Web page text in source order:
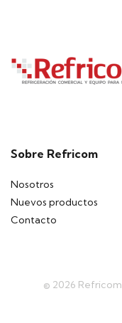
Sobre Refricom
Nosotros
Nuevos productos
Contacto
© 2026